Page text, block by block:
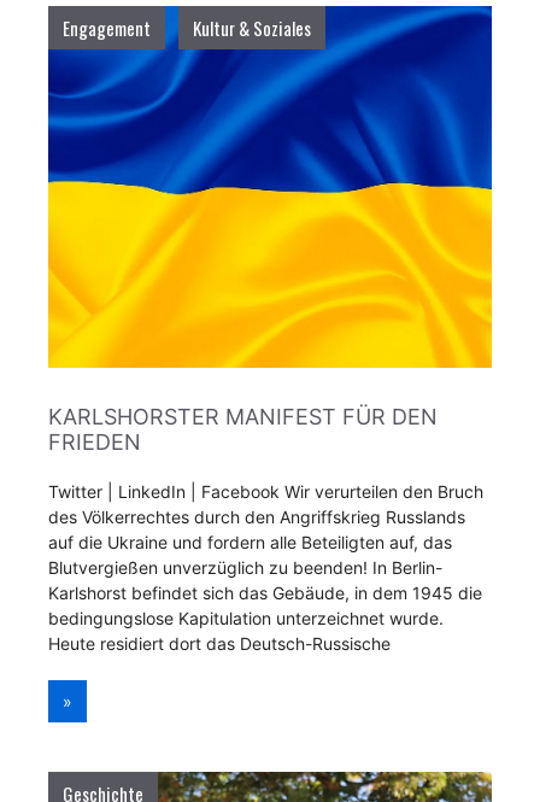
Engagement Kultur & Soziales
KARLSHORSTER MANIFEST FÜR DEN
FRIEDEN
Twitter | LinkedIn | Facebook Wir verurteilen den Bruch
des Völkerrechtes durch den Angriffskrieg Russlands
auf die Ukraine und fordern alle Beteiligten auf, das
Blutvergießen unverzüglich zu beenden! In Berlin-
Karlshorst befindet sich das Gebäude, in dem 1945 die
bedingungslose Kapitulation unterzeichnet wurde.
Heute residiert dort das Deutsch-Russische
»
Geschichte